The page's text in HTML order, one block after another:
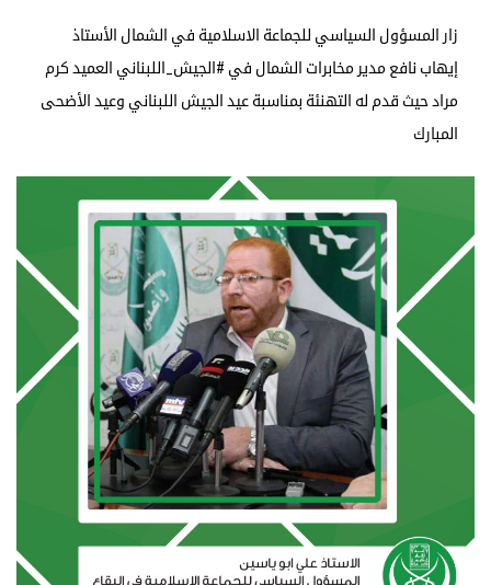
زار المسؤول السياسي للجماعة الاسلامية في الشمال الأستاذ
إيهاب نافع مدير مخابرات الشمال في #الجيش_اللبناني العميد كرم
مراد حيث قدم له التهنئة بمناسبة عيد الجيش اللبناني وعيد الأضحى
المبارك